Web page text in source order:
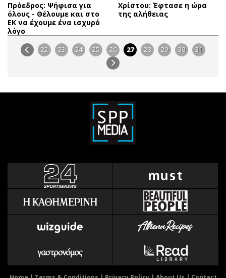
Πρόεδρος: Ψήφισα για
όλους - Θέλουμε και στο
ΕΚ να έχουμε ένα ισχυρό
λόγο
Χρίστου: Έφτασε η ώρα
της αλήθειας
22 23 24 25 26 27 28 29 30 31